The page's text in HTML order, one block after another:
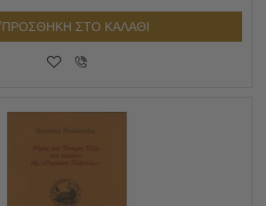
ΠΡΟΣΘΗΚΗ ΣΤΟ ΚΑΛΑΘΙ